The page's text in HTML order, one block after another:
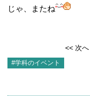
じゃ、またね
<< 次へ
#学科のイベント